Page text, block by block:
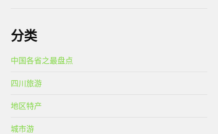
分类
中国各省之最盘点
四川旅游
地区特产
城市游